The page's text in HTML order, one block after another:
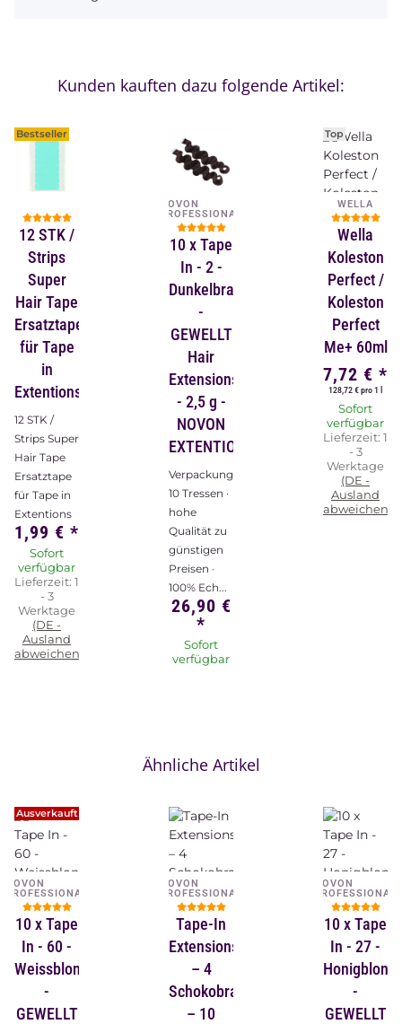
Kunden kauften dazu folgende Artikel:
Bestseller
12 STK /
Strips
Super
Hair Tape
Ersatztape
für Tape
in
Extentions
12 STK /
Strips Super
Hair Tape
Ersatztape
für Tape in
Extentions
1,99 € *
Sofort
verfügbar
Lieferzeit: 1
- 3
Werktage
(DE -
Ausland
abweichend)
NOVON
PROFESSIONAL
10 x Tape
In - 2 -
Dunkelbraun
-
GEWELLT
Hair
Extensions
- 2,5 g -
NOVON
EXTENTIONS
Verpackungsinhalt:
10 Tressen ·
hohe
Qualität zu
günstigen
Preisen ·
100% Ech...
26,90 €
*
Sofort
verfügbar
Top
WELLA
Wella
Koleston
Perfect /
Koleston
Perfect
Me+ 60ml
7,72 € *
128,72 € pro 1 l
Sofort
verfügbar
Lieferzeit: 1
- 3
Werktage
(DE -
Ausland
abweichend)
Ähnliche Artikel
Ausverkauft
NOVON
PROFESSIONAL
10 x Tape
In - 60 -
Weissblond
-
GEWELLT
NOVON
PROFESSIONAL
Tape-In
Extensions
– 4
Schokobraun
– 10
NOVON
PROFESSIONAL
10 x Tape
In - 27 -
Honigblond
-
GEWELLT